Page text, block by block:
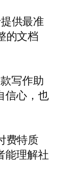
供最准
的文档
写作助
信心，也
费特质
能理解社